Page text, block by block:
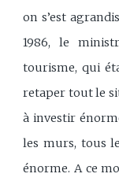
on s’est
1986, le
tourisme, qui
retaper tout le
à investir
les murs, tous
énorme. A ce